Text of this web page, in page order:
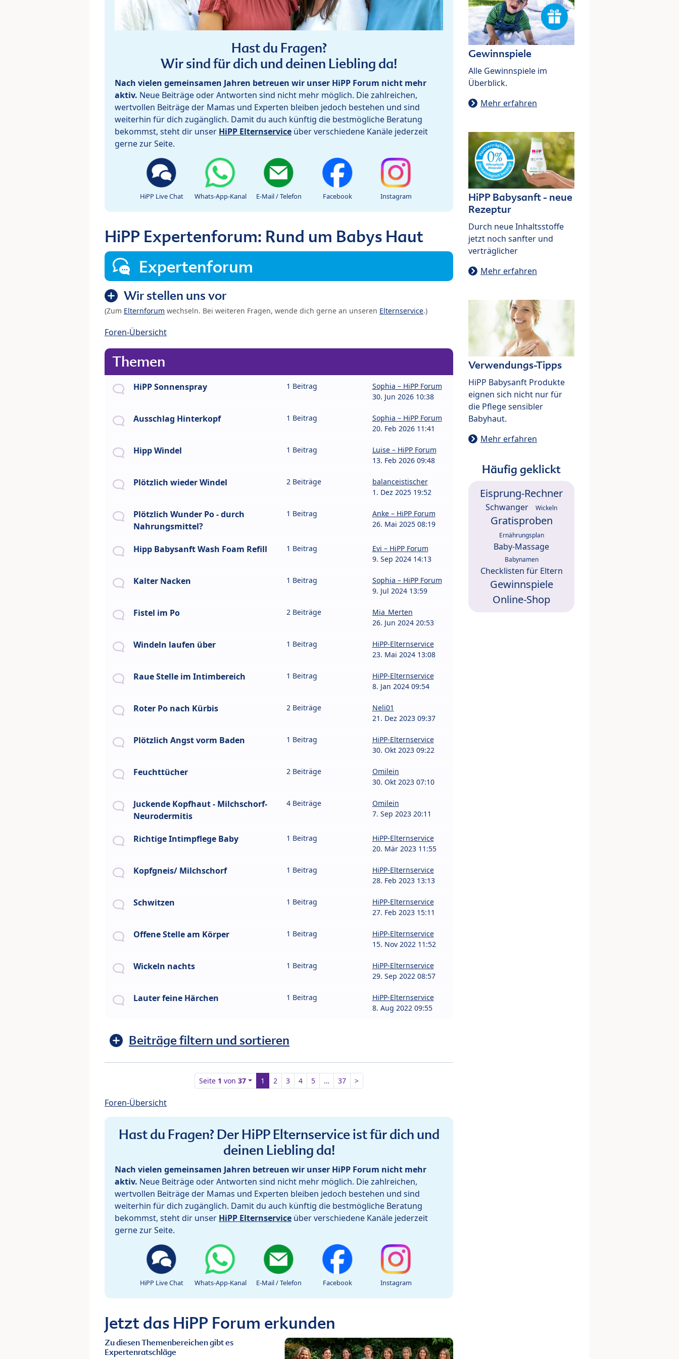
Hast du Fragen?
Wir sind für dich und deinen Liebling da!
Nach vielen gemeinsamen Jahren betreuen wir unser HiPP Forum nicht mehr
aktiv. Neue Beiträge oder Antworten sind nicht mehr möglich. Die zahlreichen,
wertvollen Beiträge der Mamas und Experten bleiben jedoch bestehen und sind
weiterhin für dich zugänglich. Damit du auch künftig die bestmögliche Beratung
bekommst, steht dir unser HiPP Elternservice über verschiedene Kanäle jederzeit
gerne zur Seite.
HiPP Live Chat Whats-App-Kanal E-Mail / Telefon Facebook Instagram
HiPP Expertenforum: Rund um Babys Haut
Expertenforum
Wir stellen uns vor
(Zum Elternforum wechseln. Bei weiteren Fragen, wende dich gerne an unseren Elternservice.)
Foren-Übersicht
Themen
HiPP Sonnenspray 1 Beitrag
Sophia – HiPP Forum
30. Jun 2026 10:38
Ausschlag Hinterkopf 1 Beitrag
Sophia – HiPP Forum
20. Feb 2026 11:41
Hipp Windel 1 Beitrag
Luise – HiPP Forum
13. Feb 2026 09:48
Plötzlich wieder Windel 2 Beiträge
balanceistischer
1. Dez 2025 19:52
Plötzlich Wunder Po - durch
Nahrungsmittel?
1 Beitrag
Anke – HiPP Forum
26. Mai 2025 08:19
Hipp Babysanft Wash Foam Refill 1 Beitrag
Evi – HiPP Forum
9. Sep 2024 14:13
Kalter Nacken 1 Beitrag
Sophia – HiPP Forum
9. Jul 2024 13:59
Fistel im Po 2 Beiträge
Mia_Merten
26. Jun 2024 20:53
Windeln laufen über 1 Beitrag
HiPP-Elternservice
23. Mai 2024 13:08
Raue Stelle im Intimbereich 1 Beitrag
HiPP-Elternservice
8. Jan 2024 09:54
Roter Po nach Kürbis 2 Beiträge
Neli01
21. Dez 2023 09:37
Plötzlich Angst vorm Baden 1 Beitrag
HiPP-Elternservice
30. Okt 2023 09:22
Feuchttücher 2 Beiträge
Omilein
30. Okt 2023 07:10
Juckende Kopfhaut - Milchschorf-
Neurodermitis
4 Beiträge
Omilein
7. Sep 2023 20:11
Richtige Intimpflege Baby 1 Beitrag
HiPP-Elternservice
20. Mär 2023 11:55
Kopfgneis/ Milchschorf 1 Beitrag
HiPP-Elternservice
28. Feb 2023 13:13
Schwitzen 1 Beitrag
HiPP-Elternservice
27. Feb 2023 15:11
Offene Stelle am Körper 1 Beitrag
HiPP-Elternservice
15. Nov 2022 11:52
Wickeln nachts 1 Beitrag
HiPP-Elternservice
29. Sep 2022 08:57
Lauter feine Härchen 1 Beitrag
HiPP-Elternservice
8. Aug 2022 09:55
Beiträge filtern und sortieren
Seite 1 von37 1 2 3 4 5 … 37 >
Foren-Übersicht
Hast du Fragen? Der HiPP Elternservice ist für dich und
deinen Liebling da!
Nach vielen gemeinsamen Jahren betreuen wir unser HiPP Forum nicht mehr
aktiv. Neue Beiträge oder Antworten sind nicht mehr möglich. Die zahlreichen,
wertvollen Beiträge der Mamas und Experten bleiben jedoch bestehen und sind
weiterhin für dich zugänglich. Damit du auch künftig die bestmögliche Beratung
bekommst, steht dir unser HiPP Elternservice über verschiedene Kanäle jederzeit
gerne zur Seite.
HiPP Live Chat Whats-App-Kanal E-Mail / Telefon Facebook Instagram
Jetzt das HiPP Forum erkunden
Zu diesen Themenbereichen gibt es
Expertenratschläge
Gewinnspiele
Alle Gewinnspiele im
Überblick.
Mehr erfahren
HiPP Babysanft - neue
Rezeptur
Durch neue Inhaltsstoffe
jetzt noch sanfter und
verträglicher
Mehr erfahren
Verwendungs-Tipps
HiPP Babysanft Produkte
eignen sich nicht nur für
die Pflege sensibler
Babyhaut.
Mehr erfahren
Häufig geklickt
Eisprung-Rechner
Schwanger Wickeln
Gratisproben
Ernährungsplan
Baby-Massage
Babynamen
Checklisten für Eltern
Gewinnspiele
Online-Shop